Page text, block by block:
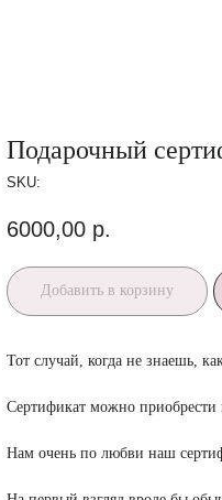
Подарочный
SKU:
6000,00 р.
Добавить в корзину
Тот случай, когда не знаешь,
Сертификат можно
Нам очень по любви наш